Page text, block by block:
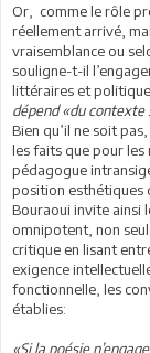
Or, comme le rôle
réellement arrivé,
vraisemblance ou
souligne-t-il
littéraires et
dépend «du
Bien qu’il ne soit
les faits que pour les
pédagogue
position esthétiques
Bouraoui invite ainsi
omnipotent, non
critique en lisant
exigence
fonctionnelle, les
établies:
«Si la poésie